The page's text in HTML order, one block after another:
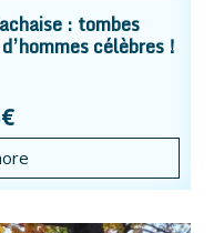
: tombes
célèbres !